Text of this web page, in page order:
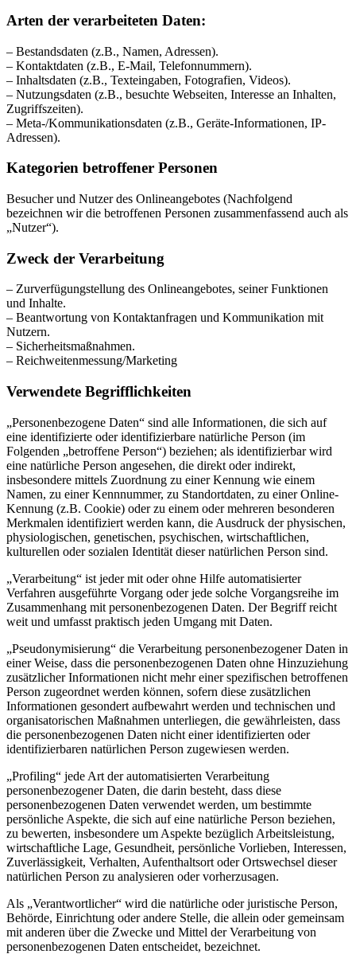
Arten der verarbeiteten Daten:
– Bestandsdaten (z.B., Namen, Adressen).
– Kontaktdaten (z.B., E-Mail, Telefonnummern).
– Inhaltsdaten (z.B., Texteingaben, Fotografien, Videos).
– Nutzungsdaten (z.B., besuchte Webseiten, Interesse an Inhalten,
Zugriffszeiten).
– Meta-/Kommunikationsdaten (z.B., Geräte-Informationen, IP-
Adressen).
Kategorien betroffener Personen
Besucher und Nutzer des Onlineangebotes (Nachfolgend
bezeichnen wir die betroffenen Personen zusammenfassend auch als
„Nutzer“).
Zweck der Verarbeitung
– Zurverfügungstellung des Onlineangebotes, seiner Funktionen
und Inhalte.
– Beantwortung von Kontaktanfragen und Kommunikation mit
Nutzern.
– Sicherheitsmaßnahmen.
– Reichweitenmessung/Marketing
Verwendete Begrifflichkeiten
„Personenbezogene Daten“ sind alle Informationen, die sich auf
eine identifizierte oder identifizierbare natürliche Person (im
Folgenden „betroffene Person“) beziehen; als identifizierbar wird
eine natürliche Person angesehen, die direkt oder indirekt,
insbesondere mittels Zuordnung zu einer Kennung wie einem
Namen, zu einer Kennnummer, zu Standortdaten, zu einer Online-
Kennung (z.B. Cookie) oder zu einem oder mehreren besonderen
Merkmalen identifiziert werden kann, die Ausdruck der physischen,
physiologischen, genetischen, psychischen, wirtschaftlichen,
kulturellen oder sozialen Identität dieser natürlichen Person sind.
„Verarbeitung“ ist jeder mit oder ohne Hilfe automatisierter
Verfahren ausgeführte Vorgang oder jede solche Vorgangsreihe im
Zusammenhang mit personenbezogenen Daten. Der Begriff reicht
weit und umfasst praktisch jeden Umgang mit Daten.
„Pseudonymisierung“ die Verarbeitung personenbezogener Daten in
einer Weise, dass die personenbezogenen Daten ohne Hinzuziehung
zusätzlicher Informationen nicht mehr einer spezifischen betroffenen
Person zugeordnet werden können, sofern diese zusätzlichen
Informationen gesondert aufbewahrt werden und technischen und
organisatorischen Maßnahmen unterliegen, die gewährleisten, dass
die personenbezogenen Daten nicht einer identifizierten oder
identifizierbaren natürlichen Person zugewiesen werden.
„Profiling“ jede Art der automatisierten Verarbeitung
personenbezogener Daten, die darin besteht, dass diese
personenbezogenen Daten verwendet werden, um bestimmte
persönliche Aspekte, die sich auf eine natürliche Person beziehen,
zu bewerten, insbesondere um Aspekte bezüglich Arbeitsleistung,
wirtschaftliche Lage, Gesundheit, persönliche Vorlieben, Interessen,
Zuverlässigkeit, Verhalten, Aufenthaltsort oder Ortswechsel dieser
natürlichen Person zu analysieren oder vorherzusagen.
Als „Verantwortlicher“ wird die natürliche oder juristische Person,
Behörde, Einrichtung oder andere Stelle, die allein oder gemeinsam
mit anderen über die Zwecke und Mittel der Verarbeitung von
personenbezogenen Daten entscheidet, bezeichnet.